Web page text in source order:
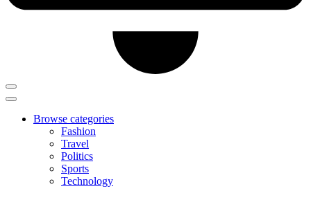
Browse categories
Fashion
Travel
Politics
Sports
Technology